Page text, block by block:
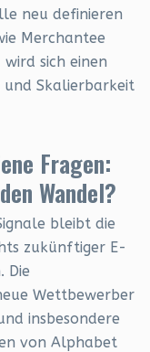
neu definieren
Merchantee
sich einen
und Skalierbarkeit
Fragen:
Wandel?
bleibt die
zukünftiger E-
Die
Wettbewerber
insbesondere
von Alphabet